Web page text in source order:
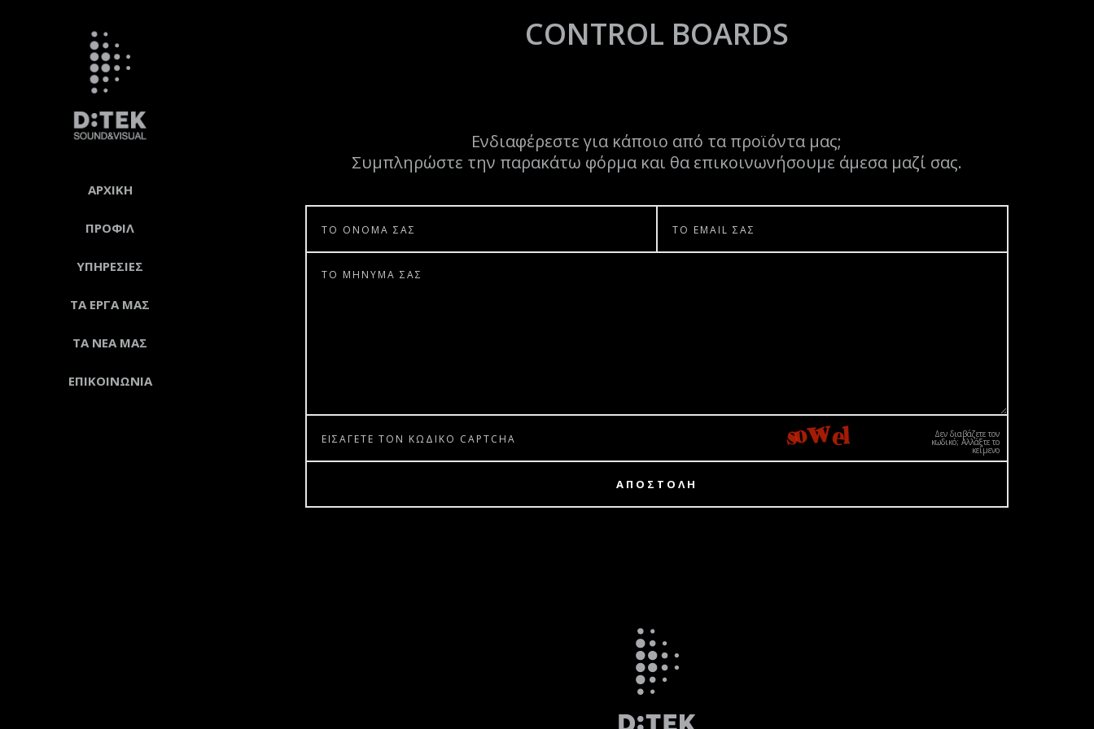
ΑΡΧΙΚΗ
ΠΡΟΦΙΛ
ΥΠΗΡΕΣΙΕΣ
ΤΑ ΕΡΓΑ ΜΑΣ
ΤΑ ΝΕΑ ΜΑΣ
ΕΠΙΚΟΙΝΩΝΙΑ
CONTROL BOARDS
Ενδιαφέρεστε για κάποιο από τα προϊόντα μας;
Συμπληρώστε την παρακάτω φόρμα και θα επικοινωνήσουμε άμεσα μαζί σας.
Δεν διαβάζετε τον
κωδικό; Αλλάξτε το
κείμενο
ΑΠΟΣΤΟΛΗ